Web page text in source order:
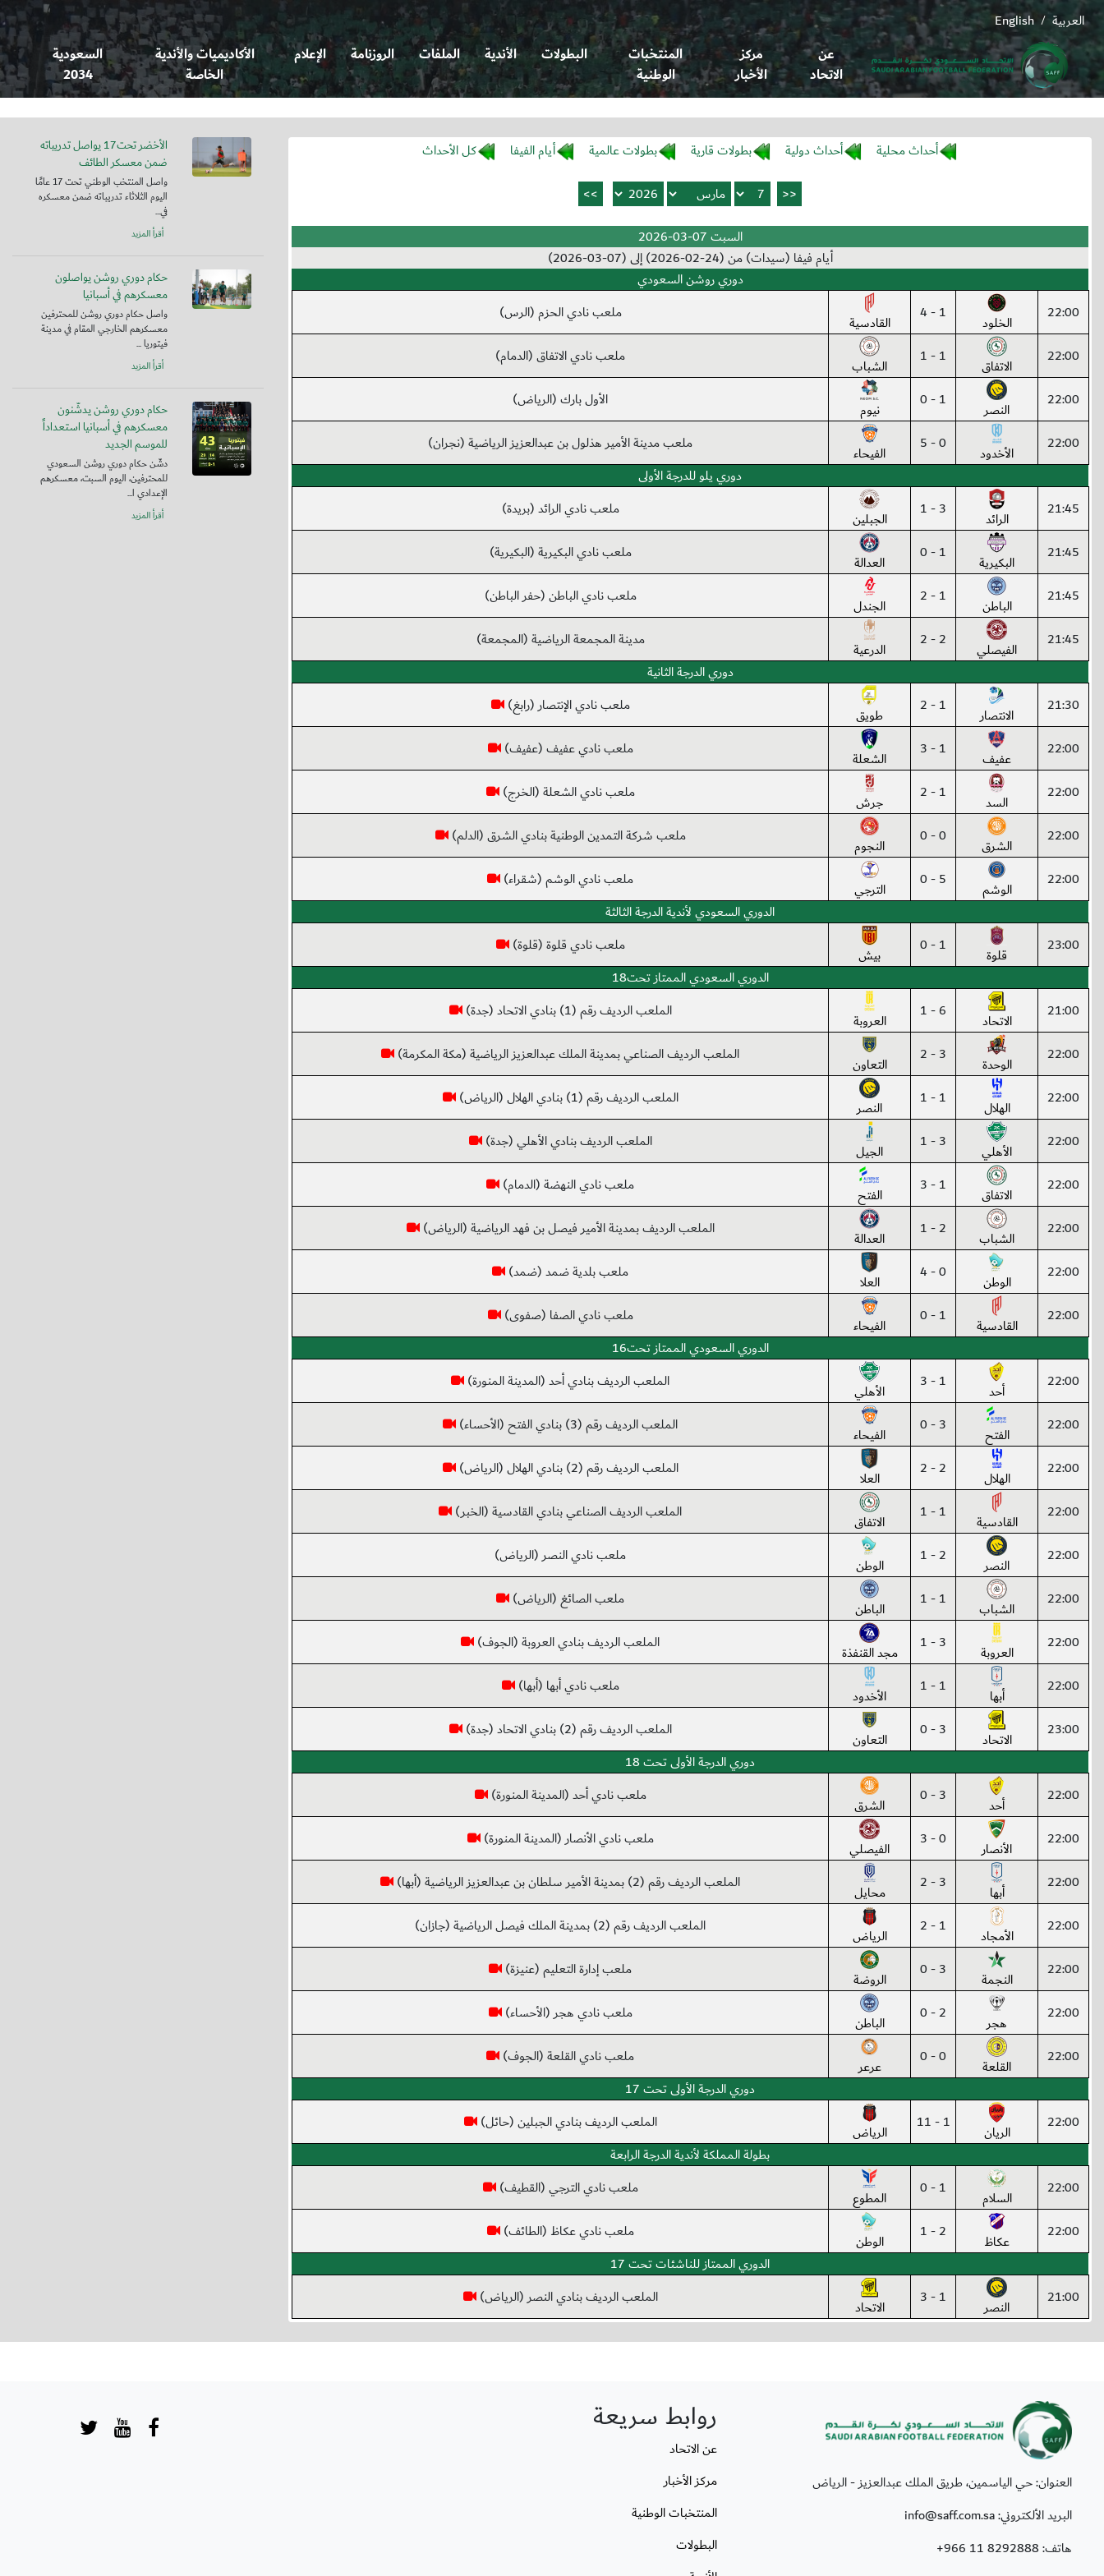
English / العربية
عن
الاتحاد
مركز
الأخبار
المنتخبات
الوطنية
البطولات الأندية الملفات الروزنامة الإعلام
الأكاديميات والأندية
الخاصة
السعودية
2034
أحداث محلية أحداث دولية بطولات قارية بطولات عالمية أيام الفيفا كل الأحداث
السبت 07-03-2026
أيام فيفا (سيدات) من (24-02-2026) إلى (07-03-2026)
دوري روشن السعودي
22:00
الخلود 1 - 4 القادسية ملعب نادي الحزم (الرس)
22:00 الاتفاق 1 - 1 الشباب ملعب نادي الاتفاق (الدمام)
22:00 النصر 1 - 0 نيوم الأول بارك (الرياض)
22:00 الأخدود 0 - 5 الفيحاء
ملعب مدينة الأمير هذلول بن عبدالعزيز الرياضية (نجران)
دوري يلو للدرجة الأولى
21:45
الرائد 3 - 1 الجبلين ملعب نادي الرائد (بريدة)
21:45 البكيرية 1 - 0 العدالة ملعب نادي البكيرية (البكيرية)
21:45 الباطن 1 - 2 الجندل ملعب نادي الباطن (حفر الباطن)
21:45 الفيصلي 2 - 2 الدرعية
مدينة المجمعة الرياضية (المجمعة)
دوري الدرجة الثانية
21:30
الانتصار 1 - 2 طويق ملعب نادي الإنتصار (رابغ)
22:00 عفيف 1 - 3 الشعلة ملعب نادي عفيف (عفيف)
22:00 السد 1 - 2 جرش ملعب نادي الشعلة (الخرج)
22:00 الشرق 0 - 0 النجوم ملعب شركة التمدين الوطنية بنادي الشرق (الدلم)
22:00 الوشم 5 - 0 الترجي
ملعب نادي الوشم (شقراء)
الدوري السعودي لأندية الدرجة الثالثة
23:00
قلوة 1 - 0 بيش
ملعب نادي قلوة (قلوة)
الدوري السعودي الممتاز تحت18
21:00
الاتحاد 6 - 1 العروبة الملعب الرديف رقم (1) بنادي الاتحاد (جدة)
22:00 الوحدة 3 - 2 التعاون الملعب الرديف الصناعي بمدينة الملك عبدالعزيز الرياضية (مكة المكرمة)
22:00 الهلال 1 - 1 النصر الملعب الرديف رقم (1) بنادي الهلال (الرياض)
22:00 الأهلي 3 - 1 الجيل الملعب الرديف بنادي الأهلي (جدة)
22:00 الاتفاق 1 - 3 الفتح ملعب نادي النهضة (الدمام)
22:00 الشباب 2 - 1 العدالة الملعب الرديف بمدينة الأمير فيصل بن فهد الرياضية (الرياض)
22:00 الوطن 0 - 4 العلا ملعب بلدية ضمد (ضمد)
22:00 القادسية 1 - 0 الفيحاء
ملعب نادي الصفا (صفوى)
الدوري السعودي الممتاز تحت16
22:00
أحد 1 - 3 الأهلي الملعب الرديف بنادي أحد (المدينة المنورة)
22:00 الفتح 3 - 0 الفيحاء الملعب الرديف رقم (3) بنادي الفتح (الأحساء)
22:00 الهلال 2 - 2 العلا الملعب الرديف رقم (2) بنادي الهلال (الرياض)
22:00 القادسية 1 - 1 الاتفاق الملعب الرديف الصناعي بنادي القادسية (الخبر)
22:00 النصر 2 - 1 الوطن ملعب نادي النصر (الرياض)
22:00 الشباب 1 - 1 الباطن ملعب الصائغ (الرياض)
22:00 العروبة 3 - 1 مجد القنفذة الملعب الرديف بنادي العروبة (الجوف)
22:00 أبها 1 - 1 الأخدود ملعب نادي أبها (أبها)
23:00 الاتحاد 3 - 0 التعاون
الملعب الرديف رقم (2) بنادي الاتحاد (جدة)
دوري الدرجة الأولى تحت 18
22:00
أحد 3 - 0 الشرق ملعب نادي أحد (المدينة المنورة)
22:00 الأنصار 0 - 3 الفيصلي ملعب نادي الأنصار (المدينة المنورة)
22:00 أبها 3 - 2 محايل الملعب الرديف رقم (2) بمدينة الأمير سلطان بن عبدالعزيز الرياضية (أبها)
22:00 الأمجاد 1 - 2 الرياض الملعب الرديف رقم (2) بمدينة الملك فيصل الرياضية (جازان)
22:00 النجمة 3 - 0 الروضة ملعب إدارة التعليم (عنيزة)
22:00 هجر 2 - 0 الباطن ملعب نادي هجر (الأحساء)
22:00 القلعة 0 - 0 عرعر
ملعب نادي القلعة (الجوف)
دوري الدرجة الأولى تحت 17
22:00
الريان 1 - 11 الرياض
الملعب الرديف بنادي الجبلين (حائل)
بطولة المملكة لأندية الدرجة الرابعة
22:00
السلام 1 - 0 المطوع ملعب نادي الترجي (القطيف)
22:00 عكاظ 2 - 1 الوطن
ملعب نادي عكاظ (الطائف)
الدوري الممتاز للناشئات تحت 17
21:00
النصر 1 - 3 الاتحاد الملعب الرديف بنادي النصر (الرياض)
الأخضر تحت17 يواصل تدريباته
ضمن معسكر الطائف
واصل المنتخب الوطني تحت 17 عامًا
اليوم الثلاثاء تدريباته ضمن معسكره
في...
أقرأ المزيد
حكام دوري روشن يواصلون
معسكرهم في أسبانيا
واصل حكام دوري روشن للمحترفين
معسكرهم الخارجي المقام في مدينة
فيتوريا ...
أقرأ المزيد
حكام دوري روشن يدشّنون
معسكرهم في أسبانيا استعداداً
للموسم الجديد
دشّن حكام دوري روشن السعودي
للمحترفين، اليوم السبت، معسكرهم
الإعدادي ا...
أقرأ المزيد
العنوان: حي الياسمين، طريق الملك عبدالعزيز - الرياض
البريد الألكتروني: info@saff.com.sa
هاتف:+966 11 8292888
روابط سريعة
عن الاتحاد
مركز الأخبار
المنتخبات الوطنية
البطولات